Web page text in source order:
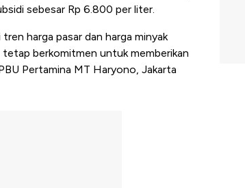
sebesar Rp 6.800 per liter.
harga pasar dan harga minyak
berkomitmen untuk memberikan
Pertamina MT Haryono, Jakarta